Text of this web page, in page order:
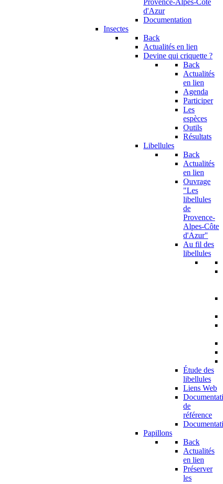
Provence-Alpes-Côte
d'Azur
Documentation
Insectes
Back
Actualités en lien
Devine qui criquette ?
Back
Actualités
en lien
Agenda
Participer
Les
espèces
Outils
Résultats
Libellules
Back
Actualités
en lien
Ouvrage
"Les
libellules
de
Provence-
Alpes-Côte
d'Azur"
Au fil des
libellules
Étude des
libellules
Liens Web
de
référence
Papillons
Back
Actualités
en lien
Préserver
les